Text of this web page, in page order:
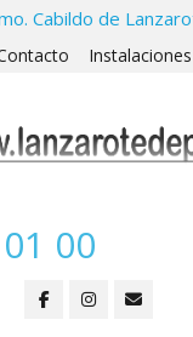
Cabildo de
Instalaciones
00